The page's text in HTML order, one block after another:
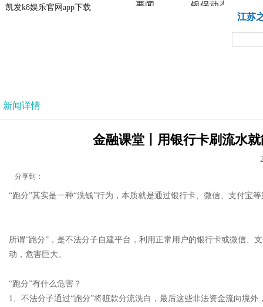
凯发k8娱乐官网app下载
凯发k8娱乐官网app下载
要闻 银保动态
江苏
新闻详情
金融课堂丨用银行卡刷流水
分享到：
“跑分”其实是一种“洗钱”行为，本质就是通过银行卡、微信、支付宝
所谓“跑分”，是不法分子自建平台，利用正常用户的银行卡或微信、
动，危害巨大。
“跑分”有什么危害？
1、不法分子通过“跑分”将赃款分流洗白，最后这些非法资金流向境